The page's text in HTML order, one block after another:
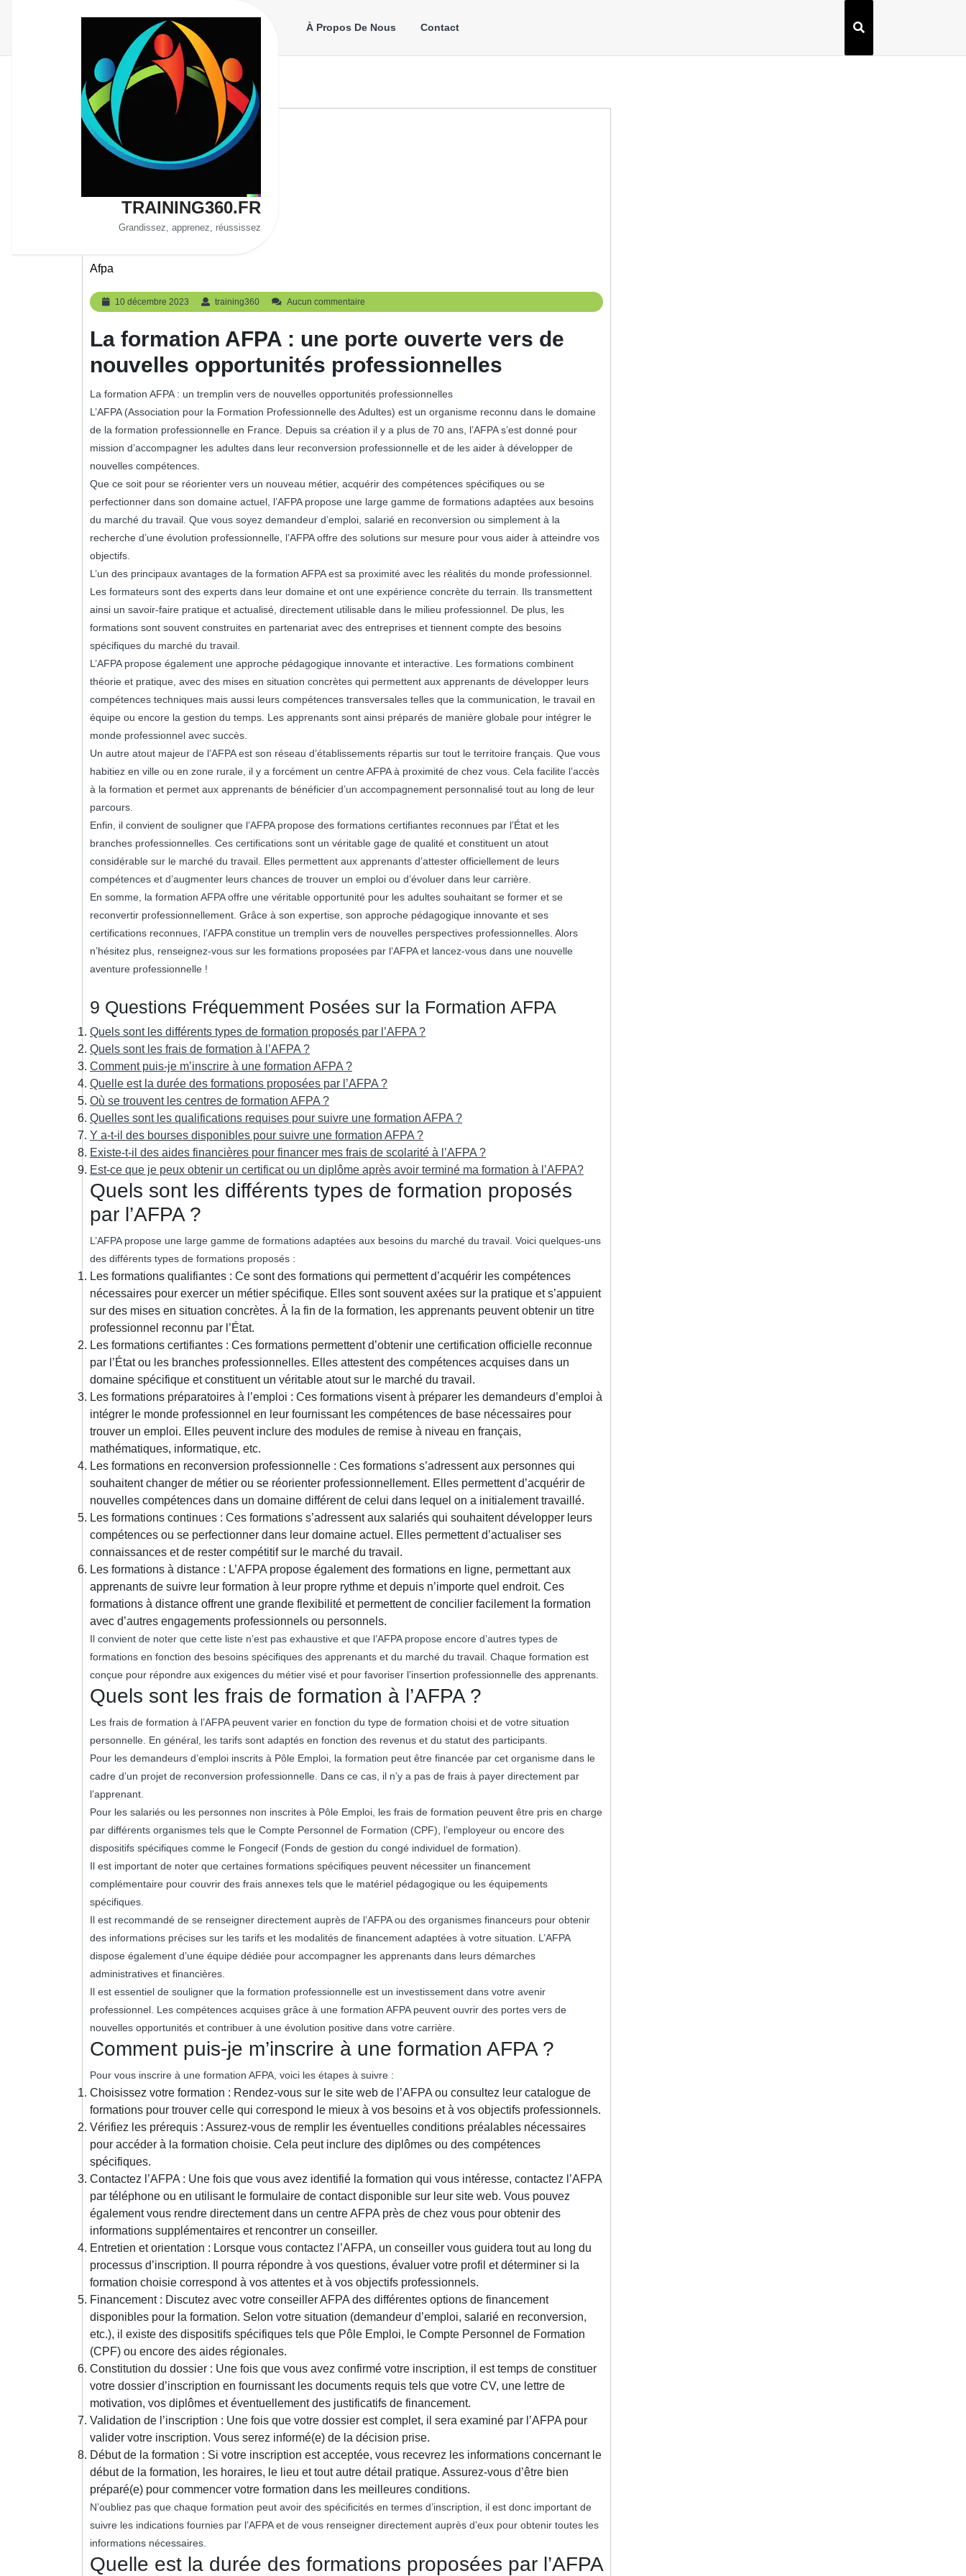
TRAINING360.FR
Grandissez, apprenez, réussissez
À Propos De Nous Contact
Afpa
10 décembre 2023
10
décembre
training360 training360
Aucun commentaire
La formation AFPA : une porte ouverte vers de
nouvelles opportunités professionnelles
La formation AFPA : un tremplin vers de nouvelles opportunités professionnelles
L’AFPA (Association pour la Formation Professionnelle des Adultes) est un organisme reconnu dans le domaine
de la formation professionnelle en France. Depuis sa création il y a plus de 70 ans, l’AFPA s’est donné pour
mission d’accompagner les adultes dans leur reconversion professionnelle et de les aider à développer de
nouvelles compétences.
Que ce soit pour se réorienter vers un nouveau métier, acquérir des compétences spécifiques ou se
perfectionner dans son domaine actuel, l’AFPA propose une large gamme de formations adaptées aux besoins
du marché du travail. Que vous soyez demandeur d’emploi, salarié en reconversion ou simplement à la
recherche d’une évolution professionnelle, l’AFPA offre des solutions sur mesure pour vous aider à atteindre vos
objectifs.
L’un des principaux avantages de la formation AFPA est sa proximité avec les réalités du monde professionnel.
Les formateurs sont des experts dans leur domaine et ont une expérience concrète du terrain. Ils transmettent
ainsi un savoir-faire pratique et actualisé, directement utilisable dans le milieu professionnel. De plus, les
formations sont souvent construites en partenariat avec des entreprises et tiennent compte des besoins
spécifiques du marché du travail.
L’AFPA propose également une approche pédagogique innovante et interactive. Les formations combinent
théorie et pratique, avec des mises en situation concrètes qui permettent aux apprenants de développer leurs
compétences techniques mais aussi leurs compétences transversales telles que la communication, le travail en
équipe ou encore la gestion du temps. Les apprenants sont ainsi préparés de manière globale pour intégrer le
monde professionnel avec succès.
Un autre atout majeur de l’AFPA est son réseau d’établissements répartis sur tout le territoire français. Que vous
habitiez en ville ou en zone rurale, il y a forcément un centre AFPA à proximité de chez vous. Cela facilite l’accès
à la formation et permet aux apprenants de bénéficier d’un accompagnement personnalisé tout au long de leur
parcours.
Enfin, il convient de souligner que l’AFPA propose des formations certifiantes reconnues par l’État et les
branches professionnelles. Ces certifications sont un véritable gage de qualité et constituent un atout
considérable sur le marché du travail. Elles permettent aux apprenants d’attester officiellement de leurs
compétences et d’augmenter leurs chances de trouver un emploi ou d’évoluer dans leur carrière.
En somme, la formation AFPA offre une véritable opportunité pour les adultes souhaitant se former et se
reconvertir professionnellement. Grâce à son expertise, son approche pédagogique innovante et ses
certifications reconnues, l’AFPA constitue un tremplin vers de nouvelles perspectives professionnelles. Alors
n’hésitez plus, renseignez-vous sur les formations proposées par l’AFPA et lancez-vous dans une nouvelle
aventure professionnelle !
9 Questions Fréquemment Posées sur la Formation AFPA
Quels sont les différents types de formation proposés par l’AFPA ?
Quels sont les frais de formation à l’AFPA ?
Comment puis-je m’inscrire à une formation AFPA ?
Quelle est la durée des formations proposées par l’AFPA ?
Où se trouvent les centres de formation AFPA ?
Quelles sont les qualifications requises pour suivre une formation AFPA ?
Y a-t-il des bourses disponibles pour suivre une formation AFPA ?
Existe-t-il des aides financières pour financer mes frais de scolarité à l’AFPA ?
Est-ce que je peux obtenir un certificat ou un diplôme après avoir terminé ma formation à l’AFPA?
Quels sont les différents types de formation proposés
par l’AFPA ?
L’AFPA propose une large gamme de formations adaptées aux besoins du marché du travail. Voici quelques-uns
des différents types de formations proposés :
Les formations qualifiantes : Ce sont des formations qui permettent d’acquérir les compétences
nécessaires pour exercer un métier spécifique. Elles sont souvent axées sur la pratique et s’appuient
sur des mises en situation concrètes. À la fin de la formation, les apprenants peuvent obtenir un titre
professionnel reconnu par l’État.
Les formations certifiantes : Ces formations permettent d’obtenir une certification officielle reconnue
par l’État ou les branches professionnelles. Elles attestent des compétences acquises dans un
domaine spécifique et constituent un véritable atout sur le marché du travail.
Les formations préparatoires à l’emploi : Ces formations visent à préparer les demandeurs d’emploi à
intégrer le monde professionnel en leur fournissant les compétences de base nécessaires pour
trouver un emploi. Elles peuvent inclure des modules de remise à niveau en français,
mathématiques, informatique, etc.
Les formations en reconversion professionnelle : Ces formations s’adressent aux personnes qui
souhaitent changer de métier ou se réorienter professionnellement. Elles permettent d’acquérir de
nouvelles compétences dans un domaine différent de celui dans lequel on a initialement travaillé.
Les formations continues : Ces formations s’adressent aux salariés qui souhaitent développer leurs
compétences ou se perfectionner dans leur domaine actuel. Elles permettent d’actualiser ses
connaissances et de rester compétitif sur le marché du travail.
Les formations à distance : L’AFPA propose également des formations en ligne, permettant aux
apprenants de suivre leur formation à leur propre rythme et depuis n’importe quel endroit. Ces
formations à distance offrent une grande flexibilité et permettent de concilier facilement la formation
avec d’autres engagements professionnels ou personnels.
Il convient de noter que cette liste n’est pas exhaustive et que l’AFPA propose encore d’autres types de
formations en fonction des besoins spécifiques des apprenants et du marché du travail. Chaque formation est
conçue pour répondre aux exigences du métier visé et pour favoriser l’insertion professionnelle des apprenants.
Quels sont les frais de formation à l’AFPA ?
Les frais de formation à l’AFPA peuvent varier en fonction du type de formation choisi et de votre situation
personnelle. En général, les tarifs sont adaptés en fonction des revenus et du statut des participants.
Pour les demandeurs d’emploi inscrits à Pôle Emploi, la formation peut être financée par cet organisme dans le
cadre d’un projet de reconversion professionnelle. Dans ce cas, il n’y a pas de frais à payer directement par
l’apprenant.
Pour les salariés ou les personnes non inscrites à Pôle Emploi, les frais de formation peuvent être pris en charge
par différents organismes tels que le Compte Personnel de Formation (CPF), l’employeur ou encore des
dispositifs spécifiques comme le Fongecif (Fonds de gestion du congé individuel de formation).
Il est important de noter que certaines formations spécifiques peuvent nécessiter un financement
complémentaire pour couvrir des frais annexes tels que le matériel pédagogique ou les équipements
spécifiques.
Il est recommandé de se renseigner directement auprès de l’AFPA ou des organismes financeurs pour obtenir
des informations précises sur les tarifs et les modalités de financement adaptées à votre situation. L’AFPA
dispose également d’une équipe dédiée pour accompagner les apprenants dans leurs démarches
administratives et financières.
Il est essentiel de souligner que la formation professionnelle est un investissement dans votre avenir
professionnel. Les compétences acquises grâce à une formation AFPA peuvent ouvrir des portes vers de
nouvelles opportunités et contribuer à une évolution positive dans votre carrière.
Comment puis-je m’inscrire à une formation AFPA ?
Pour vous inscrire à une formation AFPA, voici les étapes à suivre :
Choisissez votre formation : Rendez-vous sur le site web de l’AFPA ou consultez leur catalogue de
formations pour trouver celle qui correspond le mieux à vos besoins et à vos objectifs professionnels.
Vérifiez les prérequis : Assurez-vous de remplir les éventuelles conditions préalables nécessaires
pour accéder à la formation choisie. Cela peut inclure des diplômes ou des compétences
spécifiques.
Contactez l’AFPA : Une fois que vous avez identifié la formation qui vous intéresse, contactez l’AFPA
par téléphone ou en utilisant le formulaire de contact disponible sur leur site web. Vous pouvez
également vous rendre directement dans un centre AFPA près de chez vous pour obtenir des
informations supplémentaires et rencontrer un conseiller.
Entretien et orientation : Lorsque vous contactez l’AFPA, un conseiller vous guidera tout au long du
processus d’inscription. Il pourra répondre à vos questions, évaluer votre profil et déterminer si la
formation choisie correspond à vos attentes et à vos objectifs professionnels.
Financement : Discutez avec votre conseiller AFPA des différentes options de financement
disponibles pour la formation. Selon votre situation (demandeur d’emploi, salarié en reconversion,
etc.), il existe des dispositifs spécifiques tels que Pôle Emploi, le Compte Personnel de Formation
(CPF) ou encore des aides régionales.
Constitution du dossier : Une fois que vous avez confirmé votre inscription, il est temps de constituer
votre dossier d’inscription en fournissant les documents requis tels que votre CV, une lettre de
motivation, vos diplômes et éventuellement des justificatifs de financement.
Validation de l’inscription : Une fois que votre dossier est complet, il sera examiné par l’AFPA pour
valider votre inscription. Vous serez informé(e) de la décision prise.
Début de la formation : Si votre inscription est acceptée, vous recevrez les informations concernant le
début de la formation, les horaires, le lieu et tout autre détail pratique. Assurez-vous d’être bien
préparé(e) pour commencer votre formation dans les meilleures conditions.
N’oubliez pas que chaque formation peut avoir des spécificités en termes d’inscription, il est donc important de
suivre les indications fournies par l’AFPA et de vous renseigner directement auprès d’eux pour obtenir toutes les
informations nécessaires.
Quelle est la durée des formations proposées par l’AFPA